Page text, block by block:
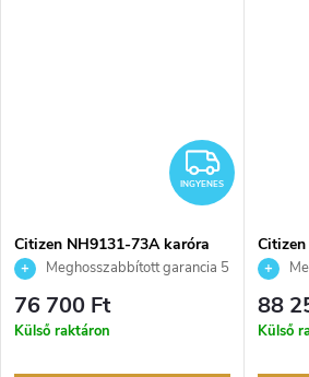
INGYENES
Citizen NH9131-73A karóra
Meghosszabbított garancia 5
évre. Akár 100 napos
visszaküldési lehetőség. Hivatalos
76 700 Ft
Külső raktáron
évre.
88
Külső